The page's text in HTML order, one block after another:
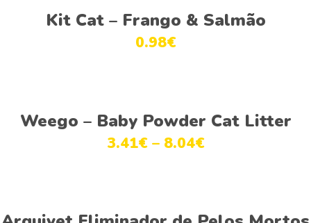
Ver opções
Kit Cat – Frango & Salmão
0.98€
Ver opções
Weego – Baby Powder Cat Litter
3.41€ – 8.04€
Adicionar